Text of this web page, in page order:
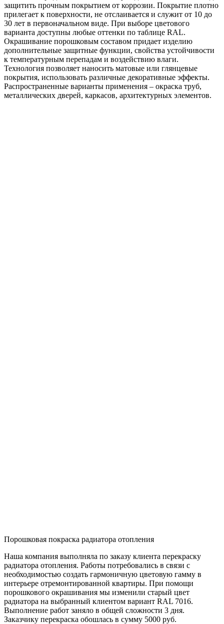
защитить прочным покрытием от коррозии. Покрытие плотно
прилегает к поверхности, не отслаивается и служит от 10 до
30 лет в первоначальном виде. При выборе цветового
варианта доступны любые оттенки по таблице RAL.
Окрашивание порошковым составом придает изделию
дополнительные защитные функции, свойства устойчивости
к температурным перепадам и воздействию влаги.
Технология позволяет наносить матовые или глянцевые
покрытия, использовать различные декоративные эффекты.
Распространенные варианты применения – окраска труб,
металлических дверей, каркасов, архитектурных элементов.
Порошковая покраска радиатора отопления
Наша компания выполняла по заказу клиента перекраску
радиатора отопления. Работы потребовались в связи с
необходимостью создать гармоничную цветовую гамму в
интерьере отремонтированной квартиры. При помощи
порошкового окрашивания мы изменили старый цвет
радиатора на выбранный клиентом вариант RAL 7016.
Выполнение работ заняло в общей сложности 3 дня.
Заказчику перекраска обошлась в сумму 5000 руб.